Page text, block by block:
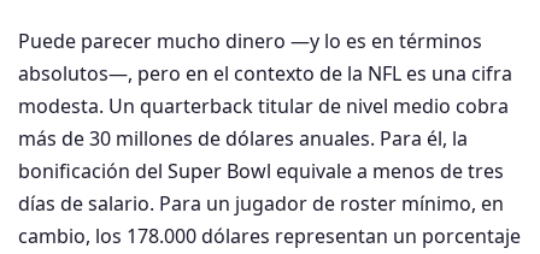
Puede parecer mucho dinero —y lo es en términos
absolutos—, pero en el contexto de la NFL es una cifra
modesta. Un quarterback titular de nivel medio cobra
más de 30 millones de dólares anuales. Para él, la
bonificación del Super Bowl equivale a menos de tres
días de salario. Para un jugador de roster mínimo, en
cambio, los 178.000 dólares representan un porcentaje